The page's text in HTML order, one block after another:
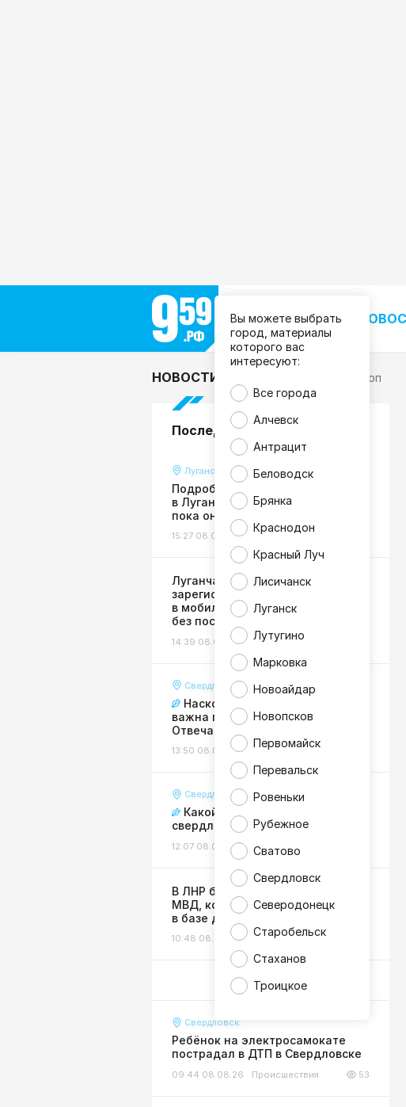
Все города
Вы можете выбрать
город, материалы
которого вас
интересуют:
Все города
Алчевск
Антрацит
Беловодск
Брянка
Краснодон
Красный Луч
Лисичанск
Луганск
Лутугино
Марковка
Новоайдар
Новопсков
Первомайск
Перевальск
Ровеньки
Рубежное
Сватово
Свердловск
Северодонецк
Старобельск
Стаханов
Троицкое
НОВОСТИ Гороскоп
Последние новости
Луганск
Подробности страшной аварии
в Луганске: пенсионерку сбили,
пока она сидела на лавочке
15:27 08.08.26 Происшествия
Луганчане могут
зарегистрировать бизнес
в мобильном приложении Сбера
без посещения налоговой
14:39 08.08.26 Экономика
Свердловск
Насколько для Свердловска
важна помощь регионов-шефов?
Отвечают горожане
13:50 08.08.26 Интервью
Свердловск
Какой путь выбрали
свердловские выпускники?
12:07 08.08.26 Интервью
В ЛНР будут судить сотрудника
МВД, которая «покопалась»
в базе данных ведомства
10:48 08.08.26 Жизнь
Свердловск
Ребёнок на электросамокате
пострадал в ДТП в Свердловске
09:44 08.08.26 Происшествия 53